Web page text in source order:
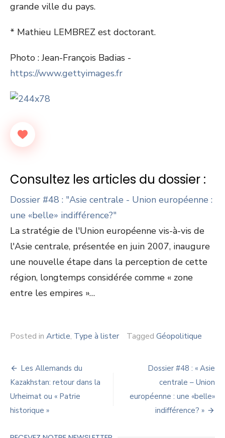
grande ville du pays.
* Mathieu LEMBREZ est doctorant.
Photo : Jean-François Badias -
https://www.gettyimages.fr
Consultez les articles du dossier :
Dossier #48 : "Asie centrale - Union européenne :
une «belle» indifférence?"
La stratégie de l'Union européenne vis-à-vis de
l'Asie centrale, présentée en juin 2007, inaugure
une nouvelle étape dans la perception de cette
région, longtemps considérée comme « zone
entre les empires »…
Posted in Article, Type à lister Tagged Géopolitique
Navigation
de
l’article
Les Allemands du
Kazakhstan: retour dans la
Urheimat ou « Patrie
historique »
Dossier #48 : « Asie
centrale – Union
européenne : une «belle»
indifférence? »